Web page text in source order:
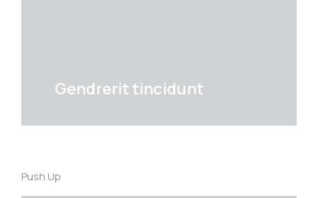
Gendrerit tincidunt
Push Up